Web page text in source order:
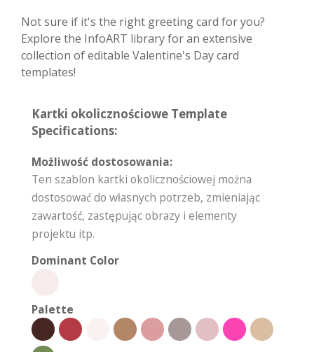
Not sure if it's the right greeting card for you?
Explore the InfoART library for an extensive
collection of editable Valentine's Day card
templates!
Kartki okolicznościowe Template
Specifications:
Możliwość dostosowania:
Ten szablon kartki okolicznościowej można
dostosować do własnych potrzeb, zmieniając
zawartość, zastępując obrazy i elementy
projektu itp.
Dominant Color
Palette